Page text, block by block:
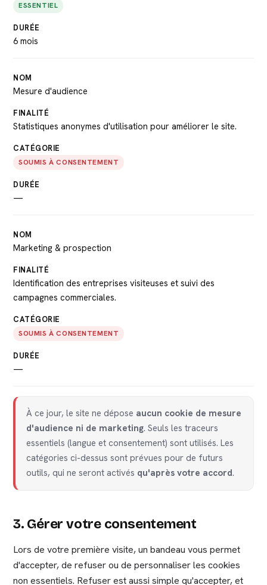
ESSENTIEL
6 mois
Mesure d'audience
Statistiques anonymes d'utilisation pour améliorer le site.
SOUMIS À CONSENTEMENT
—
Marketing & prospection
Identification des entreprises visiteuses et suivi des
campagnes commerciales.
SOUMIS À CONSENTEMENT
—
À ce jour, le site ne dépose aucun cookie de mesure
d'audience ni de marketing. Seuls les traceurs
essentiels (langue et consentement) sont utilisés. Les
catégories ci-dessus sont prévues pour de futurs
outils, qui ne seront activés qu'après votre accord.
3. Gérer votre consentement
Lors de votre première visite, un bandeau vous permet
d'accepter, de refuser ou de personnaliser les cookies
non essentiels. Refuser est aussi simple qu'accepter, et